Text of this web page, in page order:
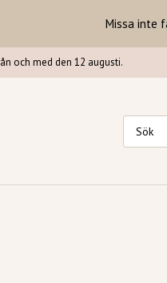
Missa inte
och med den 12 augusti.